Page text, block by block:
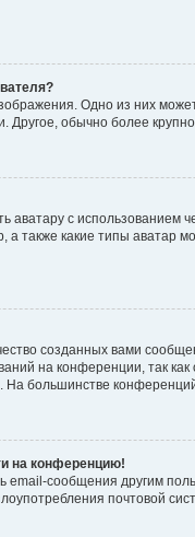
Одно из них
обычно более
с использованием
также какие типы аватар
созданных вами
на конференции, так
большинстве
на конференцию!
email-сообщения другим
почтовой